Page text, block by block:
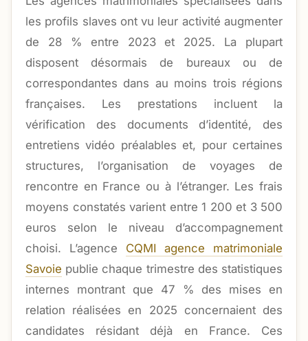
les profils slaves ont vu leur activité augmenter
de 28 % entre 2023 et 2025. La plupart
disposent désormais de bureaux ou de
correspondantes dans au moins trois régions
françaises. Les prestations incluent la
vérification des documents d’identité, des
entretiens vidéo préalables et, pour certaines
structures, l’organisation de voyages de
rencontre en France ou à l’étranger. Les frais
moyens constatés varient entre 1 200 et 3 500
euros selon le niveau d’accompagnement
choisi. L’agence CQMI agence matrimoniale
Savoie publie chaque trimestre des statistiques
internes montrant que 47 % des mises en
relation réalisées en 2025 concernaient des
candidates résidant déjà en France. Ces